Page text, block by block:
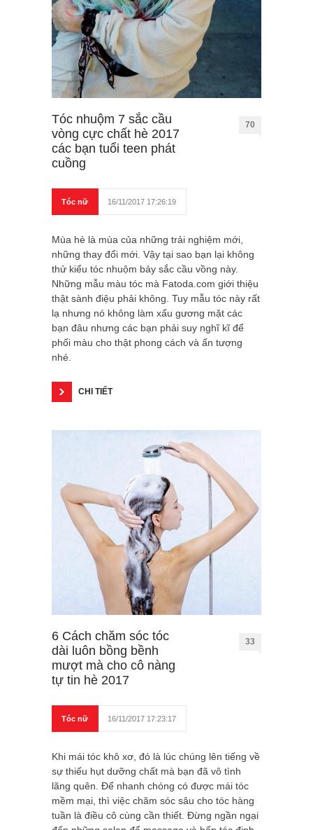
Tóc nhuộm 7 sắc cầu
vòng cực chất hè 2017
các bạn tuổi teen phát
cuồng
70
Tóc nữ 16/11/2017 17:26:19
Mùa hè là mùa của những trải nghiệm mới,
những thay đổi mới. Vậy tại sao bạn lại không
thử kiểu tóc nhuộm bảy sắc cầu vồng này.
Những mẫu màu tóc mà Fatoda.com giới thiệu
thật sành điệu phải không. Tuy mẫu tóc này rất
lạ nhưng nó không làm xấu gương mặt các
bạn đâu nhưng các bạn phải suy nghĩ kĩ để
phối màu cho thật phong cách và ấn tượng
nhé.
CHI TIẾT
6 Cách chăm sóc tóc
dài luôn bồng bềnh
mượt mà cho cô nàng
tự tin hè 2017
33
Tóc nữ 16/11/2017 17:23:17
Khi mái tóc khô xơ, đó là lúc chúng lên tiếng về
sự thiếu hụt dưỡng chất mà bạn đã vô tình
lãng quên. Để nhanh chóng có được mái tóc
mềm mại, thì việc chăm sóc sâu cho tóc hàng
tuần là điều cô cùng cần thiết. Đừng ngần ngại